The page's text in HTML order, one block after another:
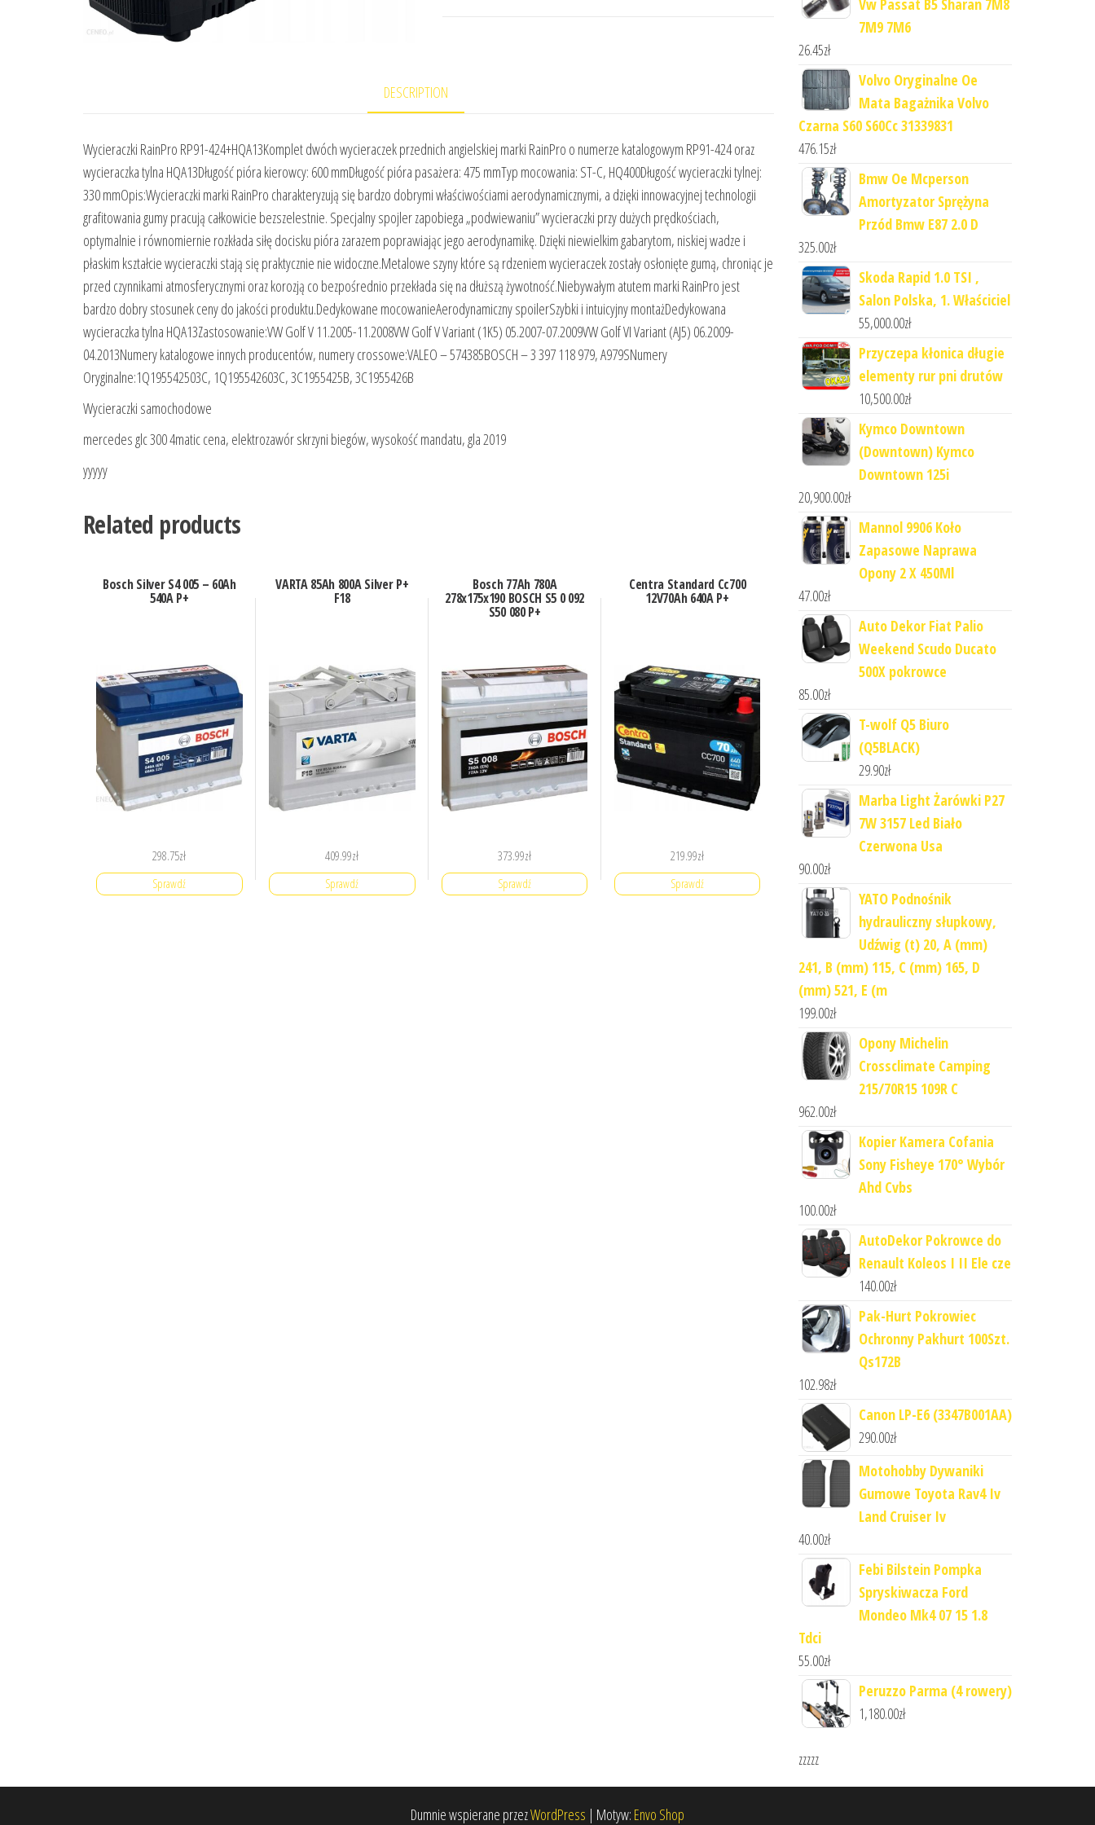
DESCRIPTION
Wycieraczki RainPro RP91-424+HQA13Komplet dwóch wycieraczek przednich angielskiej marki RainPro o numerze katalogowym RP91-424 oraz
wycieraczka tylna HQA13Długość pióra kierowcy: 600 mmDługość pióra pasażera: 475 mmTyp mocowania: ST-C, HQ400Długość wycieraczki tylnej:
330 mmOpis:Wycieraczki marki RainPro charakteryzują się bardzo dobrymi właściwościami aerodynamicznymi, a dzięki innowacyjnej technologii
grafitowania gumy pracują całkowicie bezszelestnie. Specjalny spojler zapobiega „podwiewaniu” wycieraczki przy dużych prędkościach,
optymalnie i równomiernie rozkłada siłę docisku pióra zarazem poprawiając jego aerodynamikę. Dzięki niewielkim gabarytom, niskiej wadze i
płaskim kształcie wycieraczki stają się praktycznie nie widoczne.Metalowe szyny które są rdzeniem wycieraczek zostały osłonięte gumą, chroniąc je
przed czynnikami atmosferycznymi oraz korozją co bezpośrednio przekłada się na dłuższą żywotność.Niebywałym atutem marki RainPro jest
bardzo dobry stosunek ceny do jakości produktu.Dedykowane mocowanieAerodynamiczny spoilerSzybki i intuicyjny montażDedykowana
wycieraczka tylna HQA13Zastosowanie:VW Golf V 11.2005-11.2008VW Golf V Variant (1K5) 05.2007-07.2009VW Golf VI Variant (AJ5) 06.2009-
04.2013Numery katalogowe innych producentów, numery crossowe:VALEO – 574385BOSCH – 3 397 118 979, A979SNumery
Oryginalne:1Q195542503C, 1Q195542603C, 3C1955425B, 3C1955426B
Wycieraczki samochodowe
mercedes glc 300 4matic cena, elektrozawór skrzyni biegów, wysokość mandatu, gla 2019
yyyyy
Related products
Bosch Silver S4 005 – 60Ah
540A P+
298.75zł
Sprawdź
VARTA 85Ah 800A Silver P+
F18
409.99zł
Sprawdź
Bosch 77Ah 780A
278x175x190 BOSCH S5 0 092
S50 080 P+
373.99zł
Sprawdź
Centra Standard Cc700
12V70Ah 640A P+
219.99zł
Sprawdź
Vw Passat B5 Sharan 7M8
7M9 7M6
26.45zł
Volvo Oryginalne Oe
Mata Bagażnika Volvo
Czarna S60 S60Cc 31339831
476.15zł
Bmw Oe Mcperson
Amortyzator Sprężyna
Przód Bmw E87 2.0 D
325.00zł
Skoda Rapid 1.0 TSI ,
Salon Polska, 1. Właściciel
55,000.00zł
Przyczepa kłonica długie
elementy rur pni drutów
10,500.00zł
Kymco Downtown
(Downtown) Kymco
Downtown 125i
20,900.00zł
Mannol 9906 Koło
Zapasowe Naprawa
Opony 2 X 450Ml
47.00zł
Auto Dekor Fiat Palio
Weekend Scudo Ducato
500X pokrowce
85.00zł
T-wolf Q5 Biuro
(Q5BLACK)
29.90zł
Marba Light Żarówki P27
7W 3157 Led Biało
Czerwona Usa
90.00zł
YATO Podnośnik
hydrauliczny słupkowy,
Udźwig (t) 20, A (mm)
241, B (mm) 115, C (mm) 165, D
(mm) 521, E (m
199.00zł
Opony Michelin
Crossclimate Camping
215/70R15 109R C
962.00zł
Kopier Kamera Cofania
Sony Fisheye 170° Wybór
Ahd Cvbs
100.00zł
AutoDekor Pokrowce do
Renault Koleos I II Ele cze
140.00zł
Pak-Hurt Pokrowiec
Ochronny Pakhurt 100Szt.
Qs172B
102.98zł
Canon LP-E6 (3347B001AA)
290.00zł
Motohobby Dywaniki
Gumowe Toyota Rav4 Iv
Land Cruiser Iv
40.00zł
Febi Bilstein Pompka
Spryskiwacza Ford
Mondeo Mk4 07 15 1.8
Tdci
55.00zł
Peruzzo Parma (4 rowery)
1,180.00zł
zzzzz
Dumnie wspierane przezWordPress | Motyw: Envo Shop